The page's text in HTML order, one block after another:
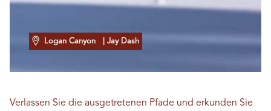
Logan Canyon | Jay Dash
Verlassen Sie die ausgetretenen Pfade und erkunden Sie